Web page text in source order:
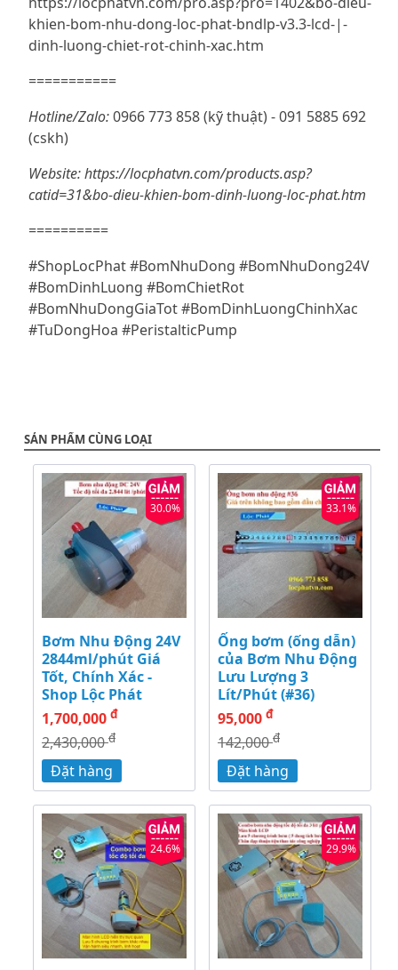
khien-bom-nhu-dong-loc-phat-bndlp-v3.3-lcd-|-
dinh-luong-chiet-rot-chinh-xac.htm
===========
Hotline/Zalo:0966 773 858 (kỹ thuật) - 091 5885 692
(cskh)
Website: https://locphatvn.com/products.asp?
catid=31&bo-dieu-khien-bom-dinh-luong-loc-phat.htm
==========
#ShopLocPhat #BomNhuDong #BomNhuDong24V
#BomDinhLuong #BomChietRot
#BomNhuDongGiaTot #BomDinhLuongChinhXac
#TuDongHoa #PeristalticPump
SẢN PHẨM CÙNG LOẠI
30.0%
Bơm Nhu Động 24V
2844ml/phút Giá
Tốt, Chính Xác -
Shop Lộc Phát
1,700,000 đ
2,430,000đ
Đặt hàng
33.1%
Ống bơm (ống dẫn)
của Bơm Nhu Động
Lưu Lượng 3
Lít/Phút (#36)
95,000 đ
142,000đ
Đặt hàng
24.6% 29.9%